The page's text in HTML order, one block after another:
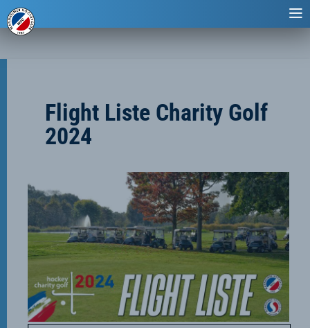
Flight Liste Charity Golf
2024